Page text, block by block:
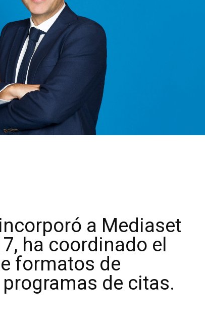
a Mediaset
ha coordinado el
formatos de
de citas.